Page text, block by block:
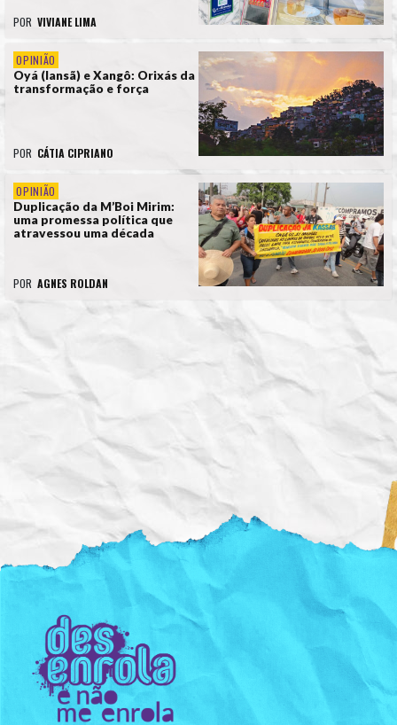
POR VIVIANE LIMA
OPINIÃO
Oyá (Iansã) e Xangô: Orixás da
transformação e força
POR CÁTIA CIPRIANO
OPINIÃO
Duplicação da M’Boi Mirim:
uma promessa política que
atravessou uma década
POR AGNES ROLDAN